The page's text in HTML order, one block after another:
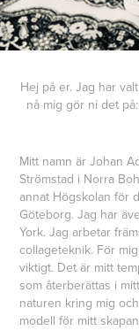
Hej på er. Jag har
nå mig gör ni det
Mitt namn är Johan
Strömstad i Norra
annat Högskolan för
Göteborg. Jag har
York. Jag arbetar
collageteknik. För
viktigt. Det är mitt
som återberättas i
naturen kring mig
modell för mitt